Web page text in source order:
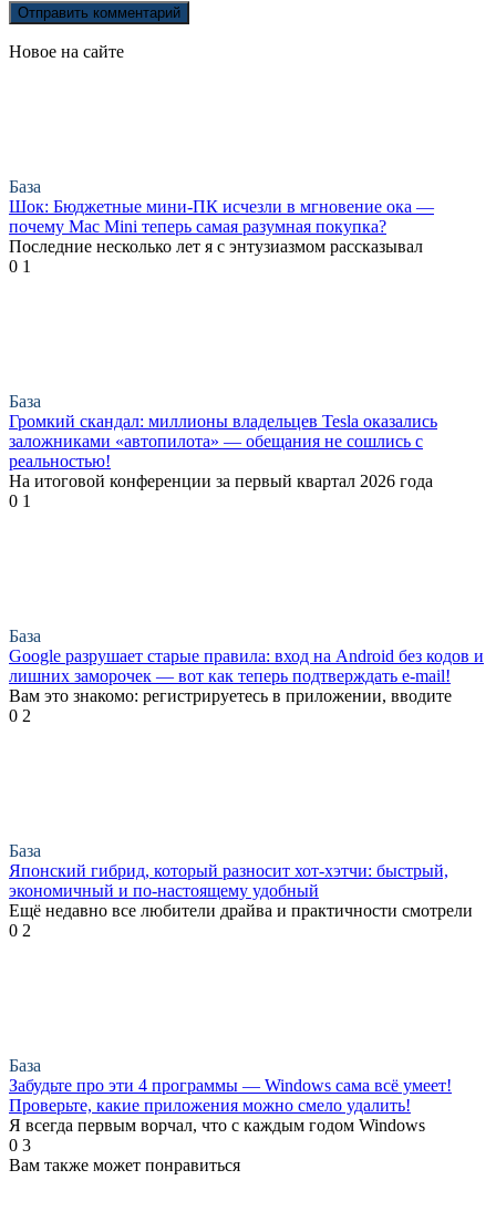
Новое на сайте
База
Шок: Бюджетные мини-ПК исчезли в мгновение ока —
почему Mac Mini теперь самая разумная покупка?
Последние несколько лет я с энтузиазмом рассказывал
0 1
База
Громкий скандал: миллионы владельцев Tesla оказались
заложниками «автопилота» — обещания не сошлись с
реальностью!
На итоговой конференции за первый квартал 2026 года
0 1
База
Google разрушает старые правила: вход на Android без кодов и
лишних заморочек — вот как теперь подтверждать e-mail!
Вам это знакомо: регистрируетесь в приложении, вводите
0 2
База
Японский гибрид, который разносит хот-хэтчи: быстрый,
экономичный и по-настоящему удобный
Ещё недавно все любители драйва и практичности смотрели
0 2
База
Забудьте про эти 4 программы — Windows сама всё умеет!
Проверьте, какие приложения можно смело удалить!
Я всегда первым ворчал, что с каждым годом Windows
0 3
Вам также может понравиться